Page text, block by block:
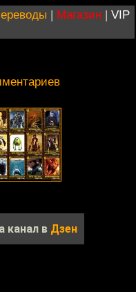
| Магазин | VIP
канал в Дзен